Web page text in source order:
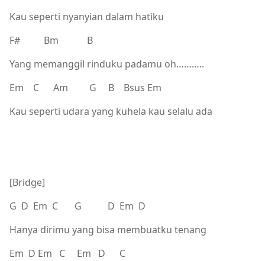
Kau seperti nyanyian dalam hatiku
F# Bm B
Yang memanggil rinduku padamu oh………..
Em C Am G B Bsus Em
Kau seperti udara yang kuhela kau selalu ada
[Bridge]
G D Em C G D Em D
Hanya dirimu yang bisa membuatku tenang
Em D Em C Em D C